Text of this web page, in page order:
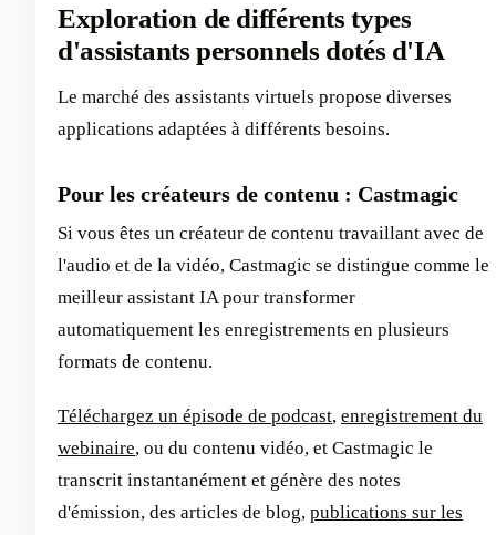
Exploration de différents types
d'assistants personnels dotés d'IA
Le marché des assistants virtuels propose diverses
applications adaptées à différents besoins.
Pour les créateurs de contenu : Castmagic
Si vous êtes un créateur de contenu travaillant avec de
l'audio et de la vidéo, Castmagic se distingue comme le
meilleur assistant IA pour transformer
automatiquement les enregistrements en plusieurs
formats de contenu.
Téléchargez un épisode de podcast, enregistrement du
webinaire, ou du contenu vidéo, et Castmagic le
transcrit instantanément et génère des notes
d'émission, des articles de blog, publications sur les